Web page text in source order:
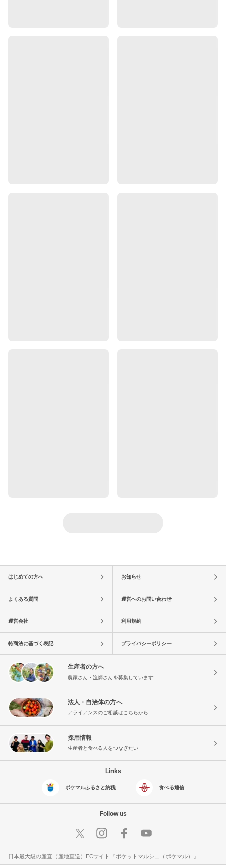
はじめての方へ お知らせ
よくある質問 運営へのお問い合わせ
運営会社 利用規約
特商法に基づく表記 プライバシーポリシー
生産者の方へ
農家さん・漁師さんを募集しています!
法人・自治体の方へ
アライアンスのご相談はこちらから
採用情報
生産者と食べる人をつなぎたい
Links
ポケマルふるさと納税 食べる通信
Follow us
日本最大級の産直（産地直送）ECサイト『ポケットマルシェ（ポケマル）』